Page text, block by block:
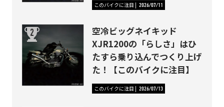
このバイクに注目 2026/07/11
空冷ビッグネイキッド
XJR1200の「らしさ」はひ
たすら乗り込んでつくり上げ
た！【このバイクに注目】
このバイクに注目 2026/07/13